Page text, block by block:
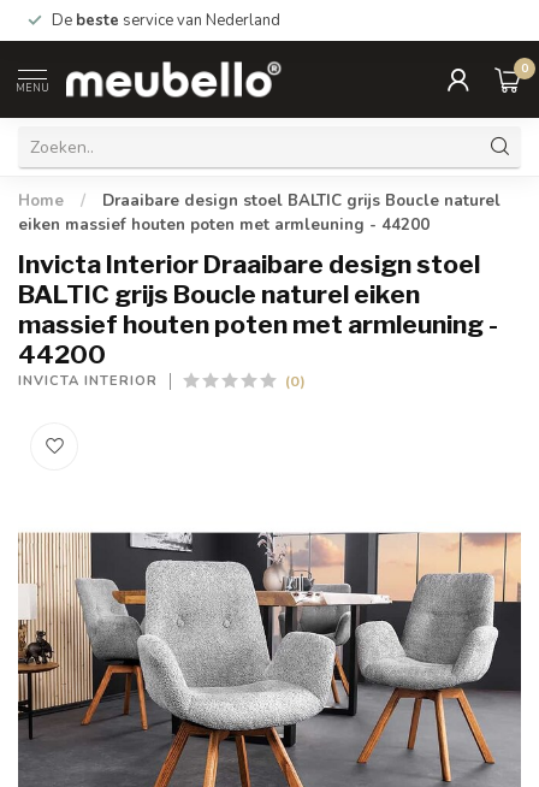
De beste service van Nederland
MENU
0
Home /
Draaibare design stoel BALTIC grijs Boucle naturel
eiken massief houten poten met armleuning - 44200
Invicta Interior Draaibare design stoel
BALTIC grijs Boucle naturel eiken
massief houten poten met armleuning -
44200
INVICTA INTERIOR (0)